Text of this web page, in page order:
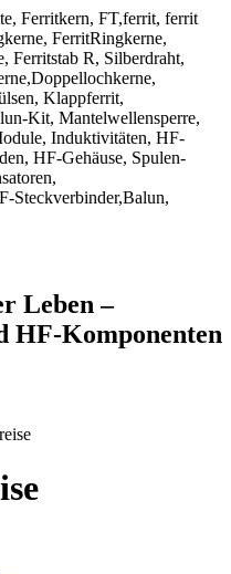
Ferritkern, FT,ferrit, ferrit
FerritRingkerne,
Ferritstab R, Silberdraht,
Klappferrit,
Kit, Mantelwellensperre,
Induktivitäten, HF-
HF-Gehäuse, Spulen-
Steckverbinder,Balun,
Leben –
HF-Komponenten